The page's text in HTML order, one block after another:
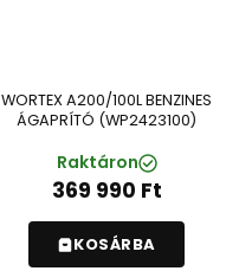
WORTEX A200/100L BENZINES
ÁGAPRÍTÓ (WP2423100)
Raktáron
369 990 Ft
KOSÁRBA